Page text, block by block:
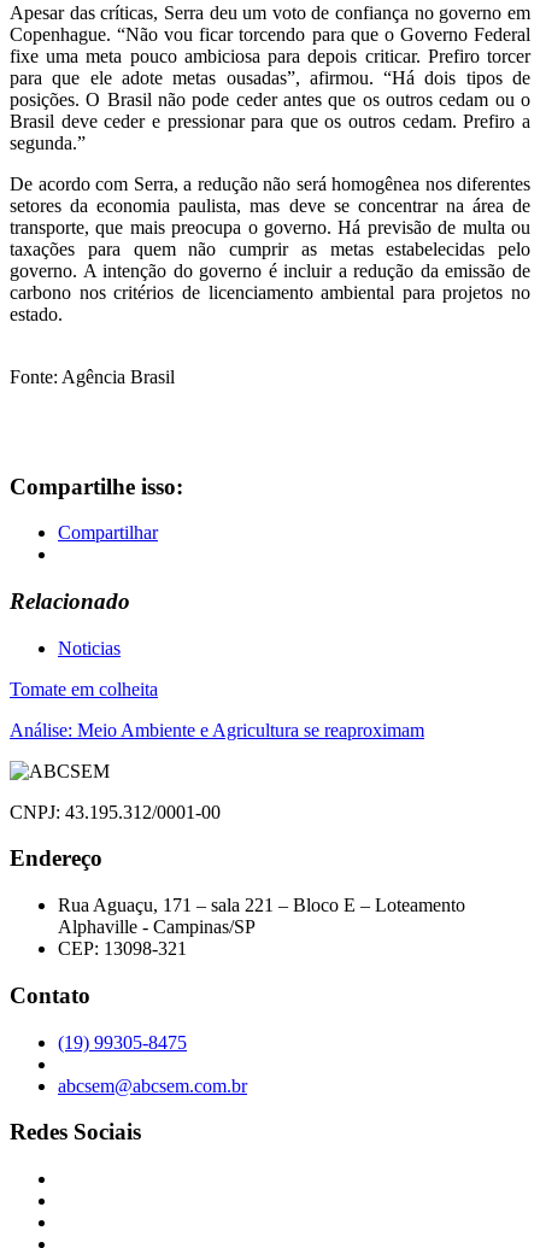
Apesar das críticas, Serra deu um voto de confiança no governo em
Copenhague. “Não vou ficar torcendo para que o Governo Federal
fixe uma meta pouco ambiciosa para depois criticar. Prefiro torcer
para que ele adote metas ousadas”, afirmou. “Há dois tipos de
posições. O Brasil não pode ceder antes que os outros cedam ou o
Brasil deve ceder e pressionar para que os outros cedam. Prefiro a
segunda.”
De acordo com Serra, a redução não será homogênea nos diferentes
setores da economia paulista, mas deve se concentrar na área de
transporte, que mais preocupa o governo. Há previsão de multa ou
taxações para quem não cumprir as metas estabelecidas pelo
governo. A intenção do governo é incluir a redução da emissão de
carbono nos critérios de licenciamento ambiental para projetos no
estado.
Fonte: Agência Brasil
Compartilhe isso:
Compartilhar
Relacionado
Noticias
Navegação
de
Post
Tomate em colheita
Análise: Meio Ambiente e Agricultura se reaproximam
CNPJ: 43.195.312/0001-00
Endereço
Rua Aguaçu, 171 – sala 221 – Bloco E – Loteamento
Alphaville - Campinas/SP
CEP: 13098-321
Contato
(19) 99305-8475
abcsem@abcsem.com.br
Redes Sociais